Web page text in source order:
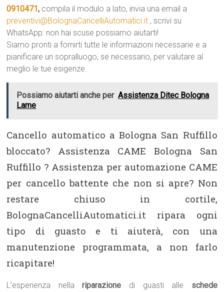
0910471, compila il modulo a lato, invia una email a
preventivi@BolognaCancelliAutomatici.it , scrivi su
WhatsApp: non hai scuse possiamo aiutarti!
Siamo pronti a fornirti tutte le informazioni necessarie e a
pianificare un sopralluogo, se necessario, per valutare al
meglio le tue esigenze.
Possiamo aiutarti anche per Assistenza Ditec Bologna
Lame
Cancello automatico a Bologna San Ruffillo
bloccato? Assistenza CAME Bologna San
Ruffillo ? Assistenza per automazione CAME
per cancello battente che non si apre? Non
restare chiuso in cortile,
BolognaCancelliAutomatici.it ripara ogni
tipo di guasto e ti aiuterà, con una
manutenzione programmata, a non farlo
ricapitare!
L’esperienza nellariparazione di guasti alle schede